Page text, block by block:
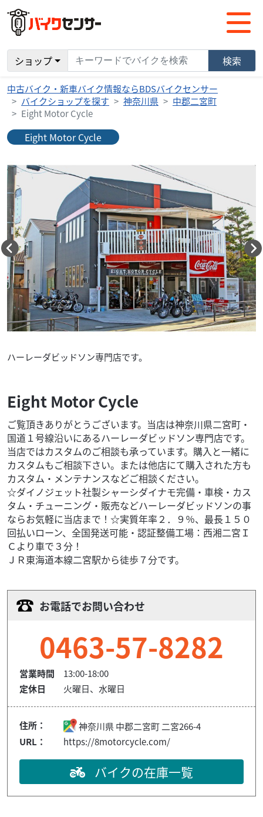
ショップ 検索
中古バイク・新車バイク情報ならBDSバイクセンサー
バイクショップを探す
神奈川県
中郡二宮町
Eight Motor Cycle
Eight Motor Cycle
ハーレーダビッドソン専門店です。
Eight Motor Cycle
ご覧頂きありがとうございます。当店は神奈川県二宮町・
国道１号線沿いにあるハーレーダビッドソン専門店です。
当店ではカスタムのご相談も承っています。購入と一緒に
カスタムもご相談下さい。または他店にて購入された方も
カスタム・メンテナンスなどご相談ください。
☆ダイノジェット社製シャーシダイナモ完備・車検・カス
タム・チューニング・販売などハーレーダビッドソンの事
ならお気軽に当店まで！☆実質年率２．９％、最長１５０
回払いローン、全国発送可能・認証整備工場：西湘二宮Ｉ
Ｃより車で３分！
ＪＲ東海道本線二宮駅から徒歩７分です。
お電話でお問い合わせ
0463-57-8282
営業時間
13:00-18:00
定休日
火曜日、水曜日
住所： 神奈川県 中郡二宮町二宮266-4
URL：
https://8motorcycle.com/
バイクの在庫一覧